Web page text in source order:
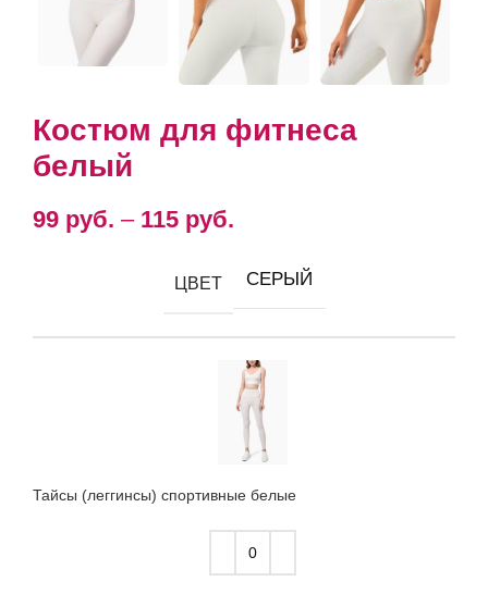
Костюм для фитнеса
белый
99 руб. – 115 руб.
ЦВЕТ СЕРЫЙ
Тайсы (леггинсы) спортивные белые